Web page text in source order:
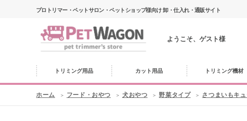
プロトリマー・ペットサロン・ペットショップ様向け 卸・仕入れ・通販サイト
ようこそ、ゲスト様
トリミング用品 カット用品 トリミング機材
ホーム フード・おやつ 犬おやつ 野菜タイプ さつまいもキ